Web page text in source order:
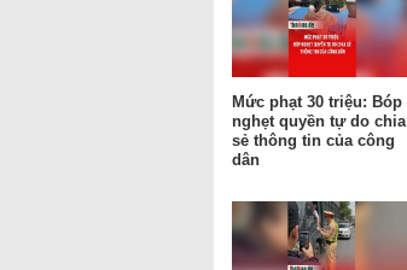
Mức phạt 30 triệu: Bóp
nghẹt quyền tự do chia
sẻ thông tin của công
dân